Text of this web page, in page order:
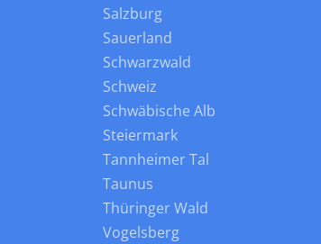
Salzburg
Sauerland
Schwarzwald
Schweiz
Schwäbische Alb
Steiermark
Tannheimer Tal
Taunus
Thüringer Wald
Vogelsberg